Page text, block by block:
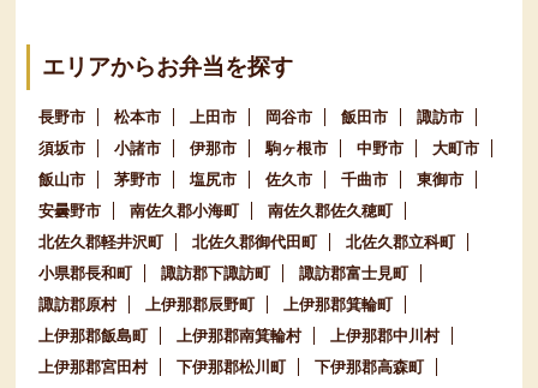
エリアからお弁当を探す
長野市 松本市 上田市 岡谷市 飯田市
諏訪市
須坂市
小諸市 伊那市 駒ヶ根市 中野市
大町市
飯山市
茅野市 塩尻市 佐久市 千曲市
東御市
安曇野市
南佐久郡小海町
南佐久郡佐久穂町
北佐久郡軽井沢町
北佐久郡御代田町
北佐久郡立科町
小県郡長和町
諏訪郡下諏訪町
諏訪郡富士見町
諏訪郡原村
上伊那郡辰野町
上伊那郡箕輪町
上伊那郡飯島町
上伊那郡南箕輪村
上伊那郡中川村
上伊那郡宮田村
下伊那郡松川町
下伊那郡高森町